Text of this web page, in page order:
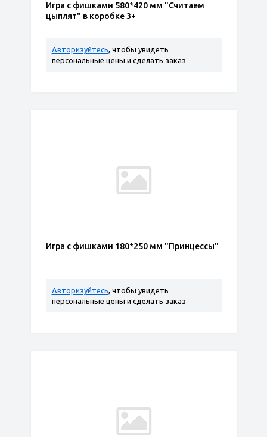
Игра с фишками 580*420 мм "Считаем
цыплят" в коробке 3+
Авторизуйтесь, чтобы увидеть
персональные цены и сделать заказ
Игра с фишками 180*250 мм "Принцессы"
Авторизуйтесь, чтобы увидеть
персональные цены и сделать заказ